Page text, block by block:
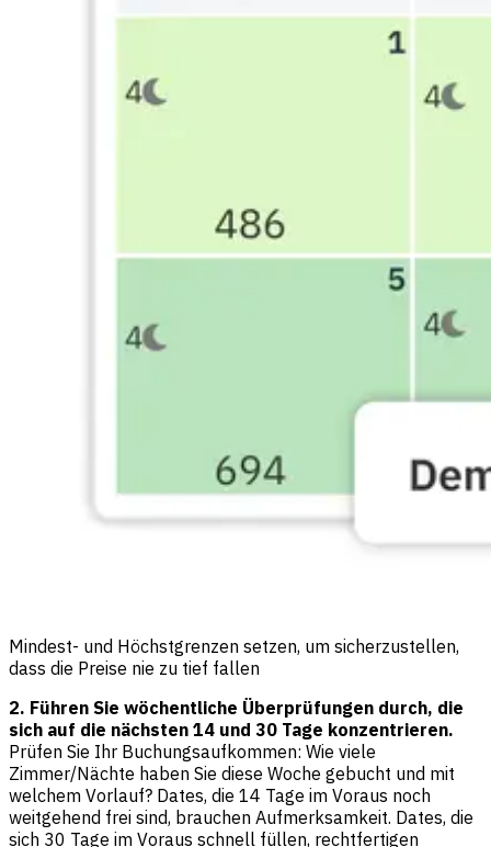
Mindest- und Höchstgrenzen setzen, um sicherzustellen,
dass die Preise nie zu tief fallen
2. Führen Sie wöchentliche Überprüfungen durch, die
sich auf die nächsten 14 und 30 Tage konzentrieren.
Prüfen Sie Ihr Buchungsaufkommen: Wie viele
Zimmer/Nächte haben Sie diese Woche gebucht und mit
welchem Vorlauf? Dates, die 14 Tage im Voraus noch
weitgehend frei sind, brauchen Aufmerksamkeit. Dates, die
sich 30 Tage im Voraus schnell füllen, rechtfertigen